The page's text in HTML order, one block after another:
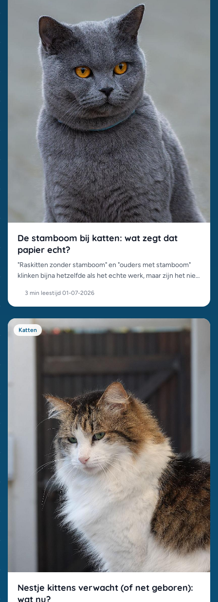
De stamboom bij katten: wat zegt dat
papier echt?
"Raskitten zonder stamboom" en "ouders met stamboom"
klinken bijna hetzelfde als het echte werk, maar zijn het niet.
prijsverschil bestaat.
3 min leestijd·01-07-2026
Katten
Nestje kittens verwacht (of net geboren):
wat nu?